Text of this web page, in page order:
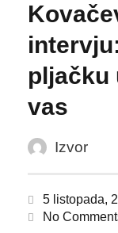
pljačku
vas
Izvor
5 listopada,
No